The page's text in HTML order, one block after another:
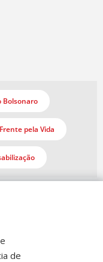
de
Bolsonaro
Frente pela Vida